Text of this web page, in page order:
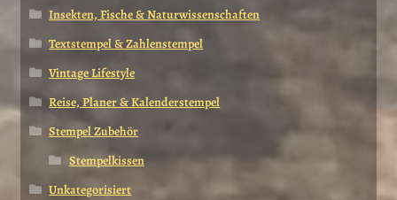
Insekten, Fische & Naturwissenschaften
Textstempel & Zahlenstempel
Vintage Lifestyle
Reise, Planer & Kalenderstempel
Stempel Zubehör
Stempelkissen
Unkategorisiert